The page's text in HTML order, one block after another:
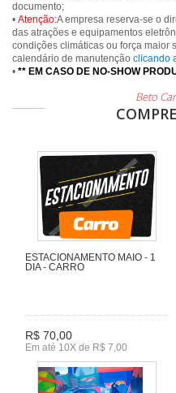
documento;
• Atenção:A empresa reserva-se o
das atrações e equipamentos
condições climáticas ou força maior
calendário de manutenção clicando
• ** EM CASO DE NO-SHOW
Beto
ESTACIONAMENTO MAIO - 1
DIA - CARRO
R$ 70,00
Em até 10X de R$ 7,00